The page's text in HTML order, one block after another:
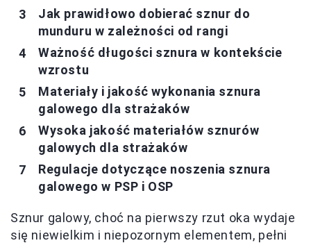
Jak prawidłowo dobierać sznur do
munduru w zależności od rangi
Ważność długości sznura w kontekście
wzrostu
Materiały i jakość wykonania sznura
galowego dla strażaków
Wysoka jakość materiałów sznurów
galowych dla strażaków
Regulacje dotyczące noszenia sznura
galowego w PSP i OSP
Sznur galowy, choć na pierwszy rzut oka wydaje
się niewielkim i niepozornym elementem, pełni